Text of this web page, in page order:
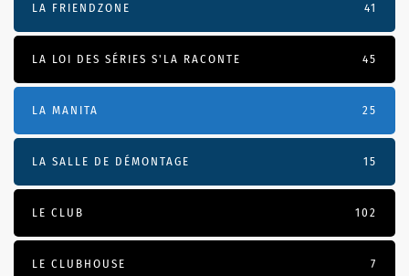
LA FRIENDZONE 41
LA LOI DES SÉRIES S'LA RACONTE 45
LA MANITA 25
LA SALLE DE DÉMONTAGE 15
LE CLUB 102
LE CLUBHOUSE 7